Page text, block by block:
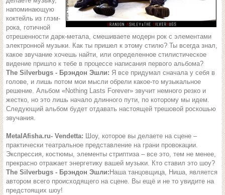
напоминающую
коктейль из глэм-
рока, готичной
отрешенности дарк-метала, смешиваете модерн рок с элементами
электронной музыки. Как ты пришел к этому стилю? Ты всегда знал,
какое звучание хочешь найти, или определенное стилистическое
видение пришло к тебе в процессе написания первого альбома?
The Silverbugs - Брэндон Эшли: Я все придумал сначала у себя в
голове, и лишь потом мои мысли обрели какое-то музыкальное
решение. Альбом «Nothing Lasts Forever» звучит немного резко и
жестко, но это лишь начало длинного пути, по которому мы идем.
Следующий альбом будет отдавать настоящей трешовой роскошью
звучания.
MetalAfisha.ru- Vendetta: Шоу, которое вы делаете на сцене –
практически театральное представление на грани провокации.
Экспрессия, костюмы, элементы стриптиза – все это, тем не менее,
прекрасно отражает энергетику вашей музыки. Кто ставил это шоу?
The Silverbugs - Брэндон Эшли: Наша танцовщица, Ниша, является
автором всего происходящего на сцене. Вы ещё и не то увидите на
предстоящих шоу!